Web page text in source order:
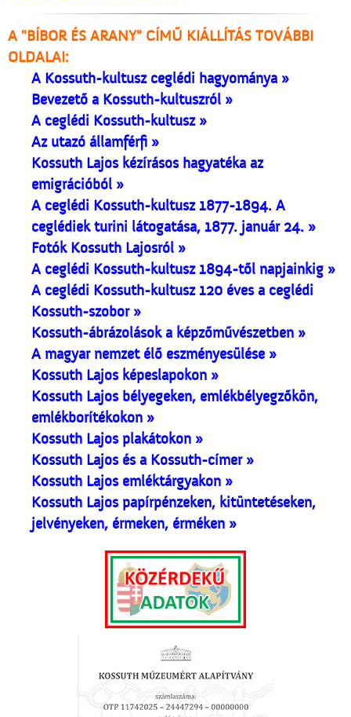
A "BÍBOR ÉS ARANY" CÍMŰ KIÁLLÍTÁS TOVÁBBI
OLDALAI:
A Kossuth-kultusz ceglédi hagyománya »
Bevezető a Kossuth-kultuszról »
A ceglédi Kossuth-kultusz »
Az utazó államférfi »
Kossuth Lajos kézírásos hagyatéka az
emigrációból »
A ceglédi Kossuth-kultusz 1877-1894. A
ceglédiek turini látogatása, 1877. január 24. »
Fotók Kossuth Lajosról »
A ceglédi Kossuth-kultusz 1894-től napjainkig »
A ceglédi Kossuth-kultusz 120 éves a ceglédi
Kossuth-szobor »
Kossuth-ábrázolások a képzőművészetben »
A magyar nemzet élő eszményesülése »
Kossuth Lajos képeslapokon »
Kossuth Lajos bélyegeken, emlékbélyegzőkön,
emlékborítékokon »
Kossuth Lajos plakátokon »
Kossuth Lajos és a Kossuth-címer »
Kossuth Lajos emléktárgyakon »
Kossuth Lajos papírpénzeken, kitüntetéseken,
jelvényeken, érmeken, érméken »